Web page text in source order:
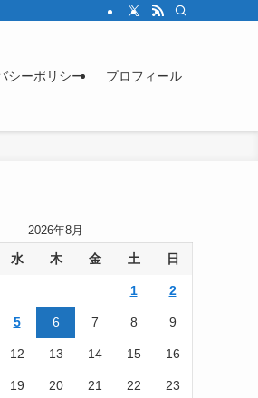
シーポリシー プロフィール
2026年8月
水 木 金 土 日
1 2
5 6 7 8 9
12 13 14 15 16
19 20 21 22 23